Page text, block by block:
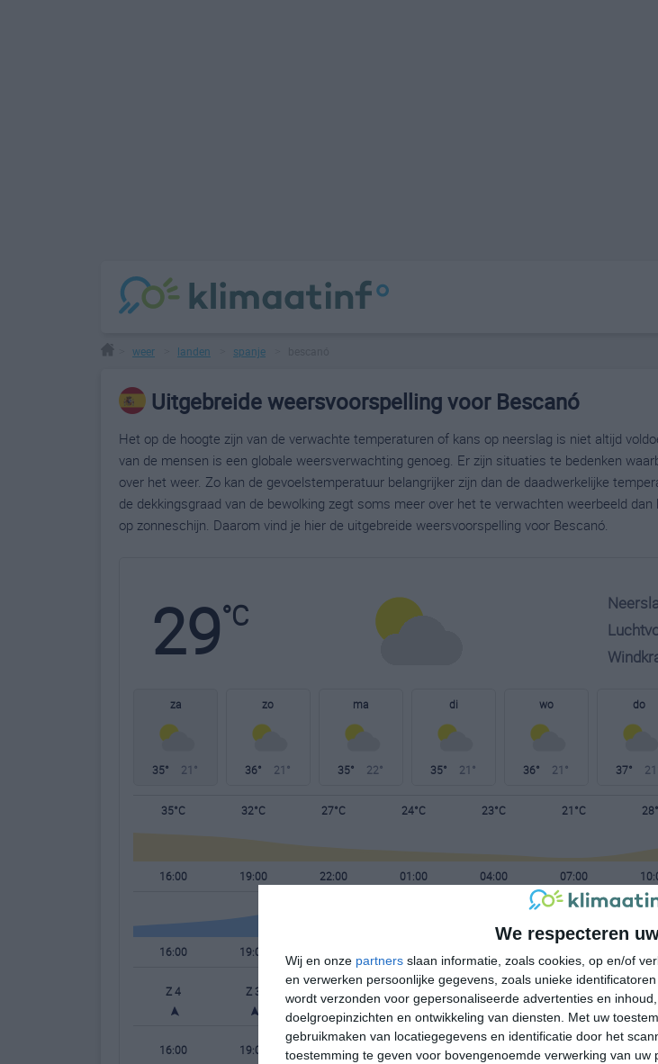
We respecteren
Wij en onze partners slaan informatie, zoals cookies, op en/of
en verwerken persoonlijke gegevens, zoals unieke
wordt verzonden voor gepersonaliseerde advertenties en
doelgroepinzichten en ontwikkeling van diensten.
Met uw
gebruikmaken van locatiegegevens en identificatie door het
toestemming te geven voor bovengenoemde verwerking van uw
weer landen spanje
Uitgebreide weersvoorspelling voor Bescanó
Het op de hoogte zijn van de verwachte temperaturen of kans op neerslag is niet altijd
van de mensen is een globale weersverwachting genoeg. Er zijn situaties te bedenken
over het weer. Zo kan de gevoelstemperatuur belangrijker zijn dan de daadwerkelijke
de dekkingsgraad van de bewolking zegt soms meer over het te verwachten weerbeeld
op zonneschijn. Daarom vind je hier de uitgebreide weersvoorspelling voor Bescanó.
29°C
za
35° 21°
zo
36° 21°
ma
35° 22°
di
35° 21°
wo
36° 21°
do
37°
35°C 32°C 27°C 24°C 23°C 21°C
16:00 19:00 22:00 01:00 04:00 07:00
16:00 19:00
Z 4 Z 3 ZW 1 WZW 1 ZW 1 Z 2
16:00 19:00 22:00 07:00